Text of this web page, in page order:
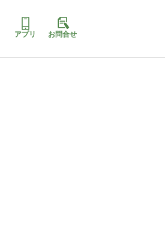
アプリ お問合せ